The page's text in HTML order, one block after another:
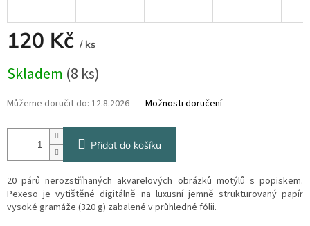
120 Kč / ks
cena:
Skladem (8 ks)
Můžeme doručit do: 12.8.2026 Možnosti doručení
Přidat do košíku
20 párů nerozstříhaných akvarelových obrázků motýlů s popiskem.
Pexeso je vytištěné digitálně na luxusní jemně strukturovaný papír
vysoké gramáže (320 g) zabalené v průhledné fólii.